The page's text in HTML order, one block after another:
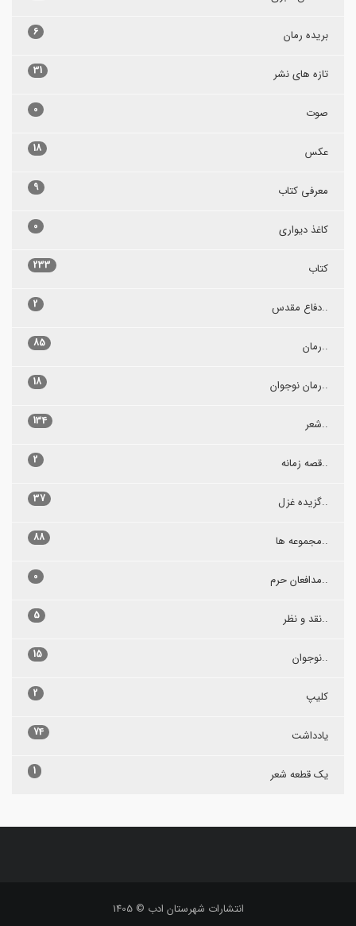
بریده رمان 6
تازه های نشر 31
صوت 0
عکس 18
معرفی کتاب 9
کاغذ دیواری 0
کتاب 233
..دفاع مقدس 2
..رمان 85
..رمان نوجوان 18
..شعر 134
..قصه زمانه 2
..گزیده غزل 37
..مجموعه ها 88
..مدافعان حرم 0
..نقد و نظر 5
..نوجوان 15
کلیپ 2
یادداشت 74
یک قطعه شعر 1
انتشارات شهرستان ادب © 1405